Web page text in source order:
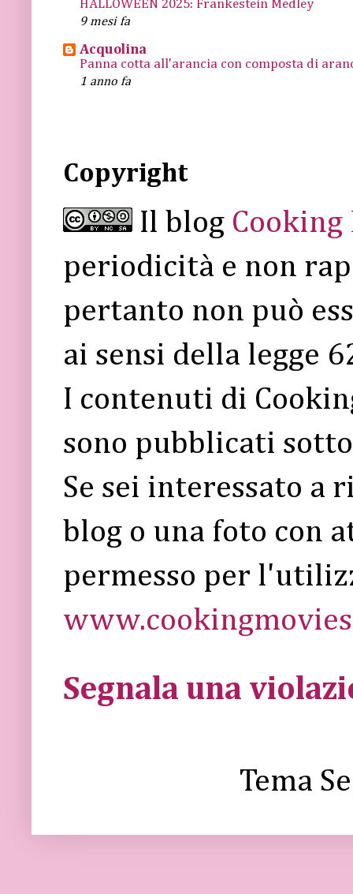
HALLOWEEN 2025: Frankestein Medley
9 mesi fa
Acquolina
Panna cotta all'arancia con composta di
1 anno fa
Copyright
Il blog Cooking
periodicità e non
pertanto non può
ai sensi della legge
I contenuti di
sono pubblicati
Se sei interessato a
blog o una foto con
permesso per
Segnala una
Tema